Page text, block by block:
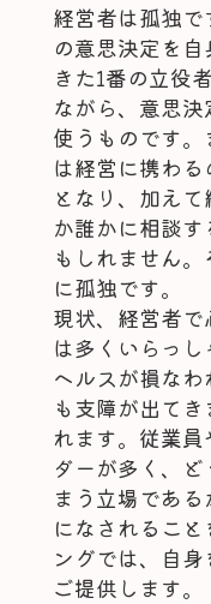
経営者は孤独
の意思決定を
きた1番の立役
ながら、意思
使うものです
は経営に携わ
となり、加え
か誰かに相談
もしれません
に孤独です。
現状、経営者
は多くいらっ
ヘルスが損な
も支障が出て
れます。従業
ダーが多く、
まう立場であ
になされるこ
ングでは、自
ご提供します。